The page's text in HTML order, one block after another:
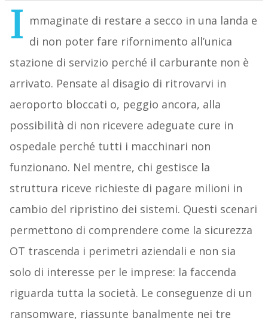
I mmaginate di restare a secco in una landa e
di non poter fare rifornimento all’unica
stazione di servizio perché il carburante non è
arrivato. Pensate al disagio di ritrovarvi in
aeroporto bloccati o, peggio ancora, alla
possibilità di non ricevere adeguate cure in
ospedale perché tutti i macchinari non
funzionano. Nel mentre, chi gestisce la
struttura riceve richieste di pagare milioni in
cambio del ripristino dei sistemi. Questi scenari
permettono di comprendere come la sicurezza
OT trascenda i perimetri aziendali e non sia
solo di interesse per le imprese: la faccenda
riguarda tutta la società. Le conseguenze di un
ransomware, riassunte banalmente nei tre